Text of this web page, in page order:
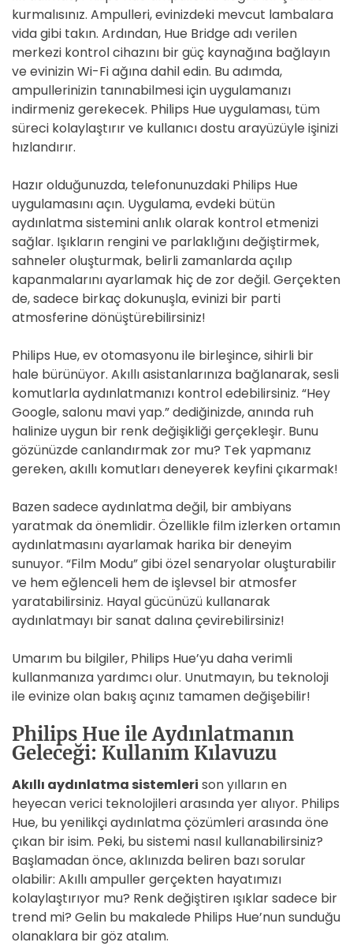
kurmalısınız. Ampulleri, evinizdeki mevcut lambalara
vida gibi takın. Ardından, Hue Bridge adı verilen
merkezi kontrol cihazını bir güç kaynağına bağlayın
ve evinizin Wi-Fi ağına dahil edin. Bu adımda,
ampullerinizin tanınabilmesi için uygulamanızı
indirmeniz gerekecek. Philips Hue uygulaması, tüm
süreci kolaylaştırır ve kullanıcı dostu arayüzüyle işinizi
hızlandırır.
Hazır olduğunuzda, telefonunuzdaki Philips Hue
uygulamasını açın. Uygulama, evdeki bütün
aydınlatma sistemini anlık olarak kontrol etmenizi
sağlar. Işıkların rengini ve parlaklığını değiştirmek,
sahneler oluşturmak, belirli zamanlarda açılıp
kapanmalarını ayarlamak hiç de zor değil. Gerçekten
de, sadece birkaç dokunuşla, evinizi bir parti
atmosferine dönüştürebilirsiniz!
Philips Hue, ev otomasyonu ile birleşince, sihirli bir
hale bürünüyor. Akıllı asistanlarınıza bağlanarak, sesli
komutlarla aydınlatmanızı kontrol edebilirsiniz. “Hey
Google, salonu mavi yap.” dediğinizde, anında ruh
halinize uygun bir renk değişikliği gerçekleşir. Bunu
gözünüzde canlandırmak zor mu? Tek yapmanız
gereken, akıllı komutları deneyerek keyfini çıkarmak!
Bazen sadece aydınlatma değil, bir ambiyans
yaratmak da önemlidir. Özellikle film izlerken ortamın
aydınlatmasını ayarlamak harika bir deneyim
sunuyor. “Film Modu” gibi özel senaryolar oluşturabilir
ve hem eğlenceli hem de işlevsel bir atmosfer
yaratabilirsiniz. Hayal gücünüzü kullanarak
aydınlatmayı bir sanat dalına çevirebilirsiniz!
Umarım bu bilgiler, Philips Hue’yu daha verimli
kullanmanıza yardımcı olur. Unutmayın, bu teknoloji
ile evinize olan bakış açınız tamamen değişebilir!
Philips Hue ile Aydınlatmanın
Geleceği: Kullanım Kılavuzu
Akıllı aydınlatma sistemleri son yılların en
heyecan verici teknolojileri arasında yer alıyor. Philips
Hue, bu yenilikçi aydınlatma çözümleri arasında öne
çıkan bir isim. Peki, bu sistemi nasıl kullanabilirsiniz?
Başlamadan önce, aklınızda beliren bazı sorular
olabilir: Akıllı ampuller gerçekten hayatımızı
kolaylaştırıyor mu? Renk değiştiren ışıklar sadece bir
trend mi? Gelin bu makalede Philips Hue’nun sunduğu
olanaklara bir göz atalım.